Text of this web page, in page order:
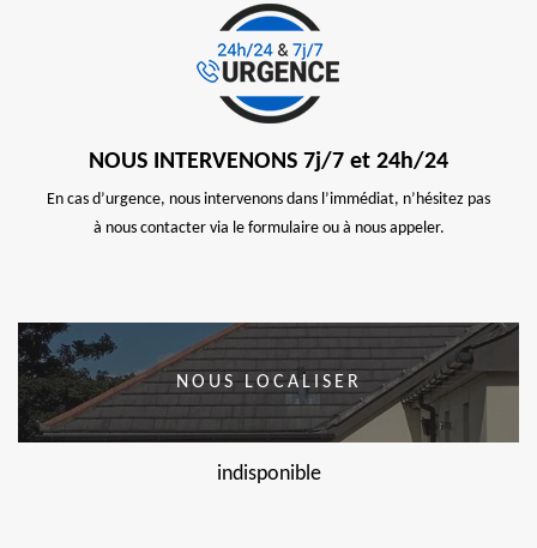
NOUS INTERVENONS 7j/7 et 24h/24
En cas d’urgence, nous intervenons dans l’immédiat, n’hésitez pas
à nous contacter via le formulaire ou à nous appeler.
NOUS LOCALISER
indisponible